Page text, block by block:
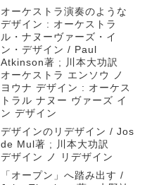
オーケストラ演奏のような
デザイン : オーケストラ
ル・ナヌーヴァーズ・イ
ン・デザイン / Paul
Atkinson著 ; 川本大功訳
オーケストラ エンソウ ノ
ヨウナ デザイン : オーケス
トラル ナヌー ヴァーズ イ
ン デザイン
デザインのリデザイン / Jos
de Mul著 ; 川本大功訳
デザイン ノ リデザイン
「オープン」へ踏み出す /